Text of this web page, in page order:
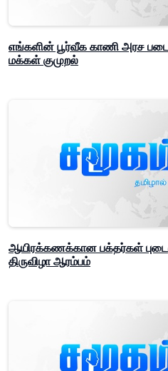
எங்களின் பூர்வீக காணி அரச
மக்கள் குமுறல்
ஆயிரக்கணக்கான பக்தர்கள்
திருவிழா ஆரம்பம்